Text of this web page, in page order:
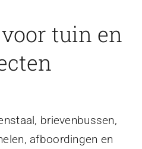
tuin en
brievenbussen,
afboordingen en